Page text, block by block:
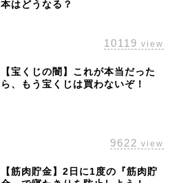
本はどうなる？
10119 view
【宝くじの闇】これが本当だった
ら、もう宝くじは買わないぞ！
9622 view
【筋肉貯金】2日に1度の『筋肉貯
配当金